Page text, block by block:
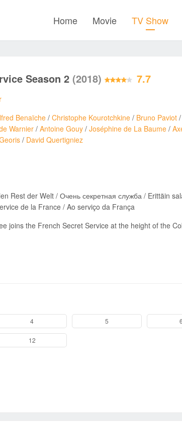
Home Movie TV Show
Season 2 (2018) 7.7
Benaïche/ Christophe Kourotchkine / Bruno Paviot /
Warnier / Antoine Gouy / Joséphine de La Baume /
/ David Quertigniez
Rest der Welt / Очень секретная служба / Erittäin
de la France / Ao serviço da França
joins the French Secret Service at the height of the
4 5 6
12